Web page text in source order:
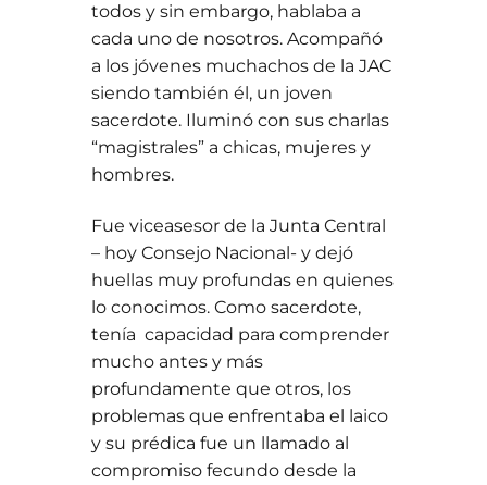
todos y sin embargo, hablaba a
cada uno de nosotros. Acompañó
a los jóvenes muchachos de la JAC
siendo también él, un joven
sacerdote. Iluminó con sus charlas
“magistrales” a chicas, mujeres y
hombres.
Fue viceasesor de la Junta Central
– hoy Consejo Nacional- y dejó
huellas muy profundas en quienes
lo conocimos. Como sacerdote,
tenía capacidad para comprender
mucho antes y más
profundamente que otros, los
problemas que enfrentaba el laico
y su prédica fue un llamado al
compromiso fecundo desde la